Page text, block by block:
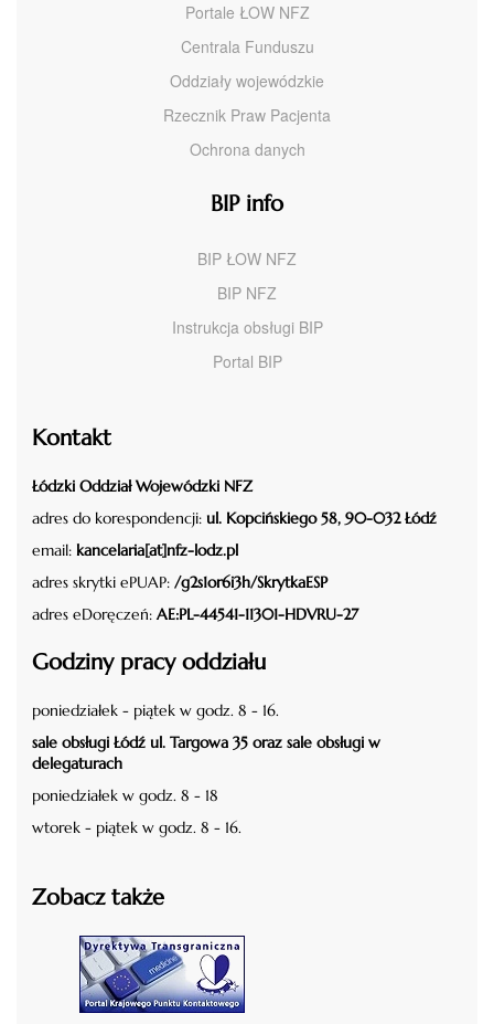
Portale ŁOW NFZ
Centrala Funduszu
Oddziały wojewódzkie
Rzecznik Praw Pacjenta
Ochrona danych
BIP info
BIP ŁOW NFZ
BIP NFZ
Instrukcja obsługi BIP
Portal BIP
Kontakt
Łódzki Oddział Wojewódzki NFZ
adres do korespondencji: ul. Kopcińskiego 58, 90-032 Łódź
email: kancelaria[at]nfz-lodz.pl
adres skrytki ePUAP: /g2s1or6i3h/SkrytkaESP
adres eDoręczeń: AE:PL-44541-11301-HDVRU-27
Godziny pracy oddziału
poniedziałek - piątek w godz. 8 - 16.
sale obsługi Łódź ul. Targowa 35 oraz sale obsługi w
delegaturach
poniedziałek w godz. 8 - 18
wtorek - piątek w godz. 8 - 16.
Zobacz także
czytaj więcej